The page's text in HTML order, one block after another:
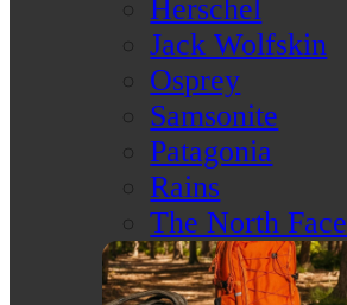
Herschel
Jack Wolfskin
Osprey
Samsonite
Patagonia
Rains
The North Face